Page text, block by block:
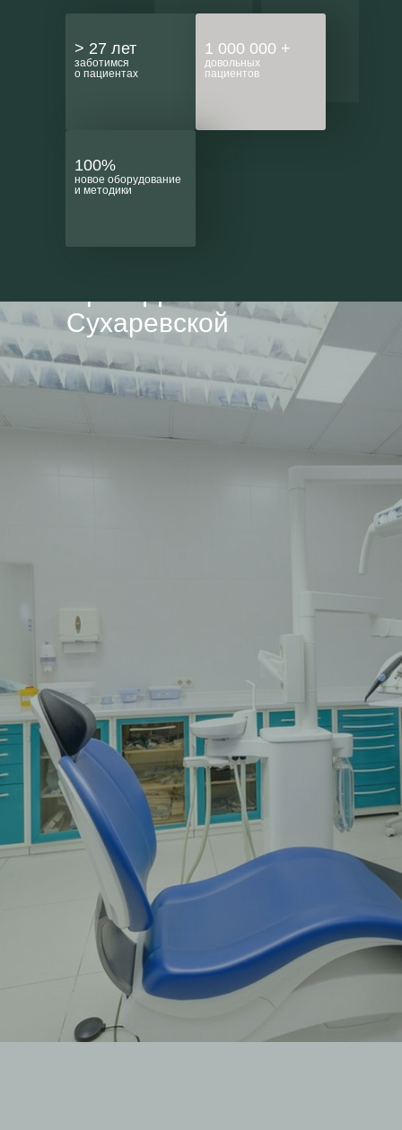
> 27 лет
заботимся
о пациентах
1 000 000 +
довольных
пациентов
100%
новое оборудование
и методики
Сухаревской